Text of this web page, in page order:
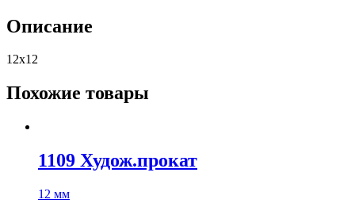
Описание
12х12
Похожие товары
1109 Худож.прокат
12 мм